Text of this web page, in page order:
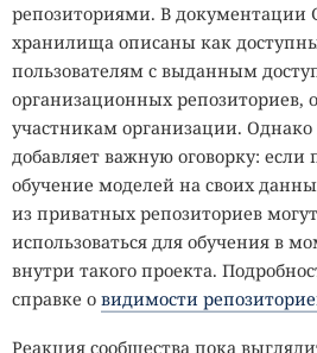
репозиториями. В документации
хранилища описаны как
пользователям с выданным
организационных репозиториев,
участникам организации. Однако
добавляет важную оговорку: если
обучение моделей на своих
из приватных репозиториев
использоваться для обучения в
внутри такого проекта.
справке о видимости
Реакция сообщества пока